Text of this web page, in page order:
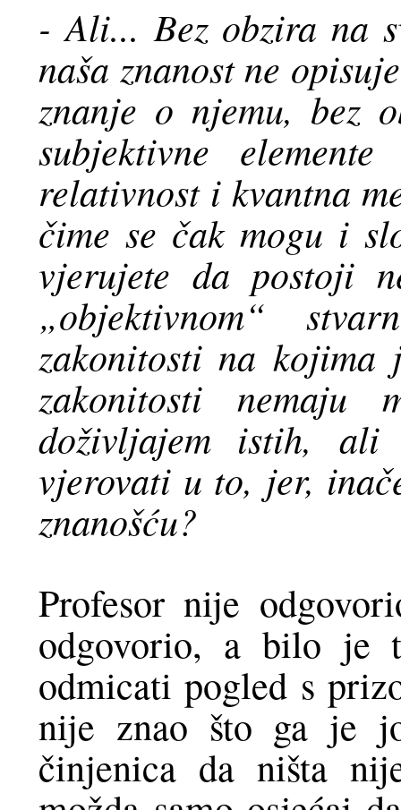
- Ali... Bez obzira na
naša znanost ne
znanje o njemu, bez
subjektivne
relativnost i kvantna
čime se čak mogu i
vjerujete da postoji
„objektivnom“
zakonitosti na kojima
zakonitosti nemaju
doživljajem istih, ali
vjerovati u to, jer,
znanošću?
Profesor nije
odgovorio, a bilo je
odmicati pogled s
nije znao što ga je
činjenica da ništa